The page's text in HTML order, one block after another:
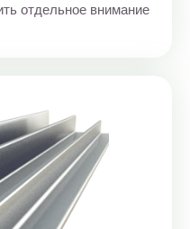
отдельное внимание